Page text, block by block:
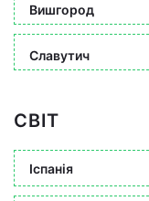
Вишгород
Славутич
СВІТ
Іспанія